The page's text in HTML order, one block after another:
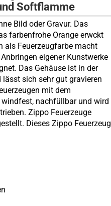
Softflamme
Bild oder Gravur. Das
farbenfrohe Orange erwckt
als Feuerzeugfarbe macht
eigener Kunstwerke
Das Gehäuse ist in der
sich sehr gut gravieren
mit dem
nachfüllbar und wird
Zippo Feuerzeuge
Dieses Zippo Feuerzeug